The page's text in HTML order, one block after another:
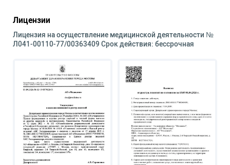
Лицензии
Лицензия на осуществление медицинской деятельности №
Л041-00110-77/00363409 Срок действия: бессрочная